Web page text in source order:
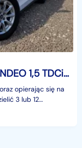
Ford Mondeo VIII FORD MONDEO 1,5 TDCi 120KM+BEZWYPADKOWY+NAWI+TEMPOMAT
opierając się na
3 lub 12